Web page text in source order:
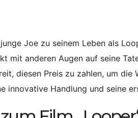
Joe zu seinem Leben als
mit anderen Augen auf seine
diesen Preis zu zahlen, um
innovative Handlung und seine